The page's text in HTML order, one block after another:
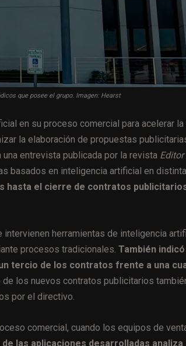
que posee el grupo. Imagen: Hearst
en su proceso comercial para acelerar la
la elaboración de propuestas
entrevista publicada por la revista Editor
basados en inteligencia artificial en
hasta el cierre de contratos
herramientas de inteligencia
procesos tradicionales. También
tercio de los contratos frente a una
de los nuevos contratos publicitarios
por el directivo.
comercial, cuando los equipos de
de las aplicaciones desarrolladas